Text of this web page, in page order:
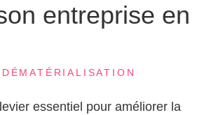
entreprise en
DÉMATÉRIALISATION
essentiel pour améliorer la